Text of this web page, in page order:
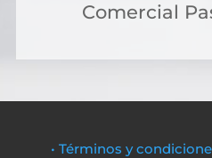
Comercial
• Términos y